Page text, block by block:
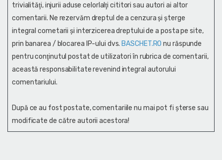
trivialităţi, injurii aduse celorlalţi cititori sau autori ai altor
comentarii. Ne rezervăm dreptul de a cenzura și şterge
integral cometarii și interzicerea dreptului de a posta pe site,
prin banarea / blocarea IP-ului dvs. BASCHET.RO nu răspunde
pentru conţinutul postat de utilizatori în rubrica de comentarii,
această responsabilitate revenind integral autorului
comentariului.
După ce au fost postate, comentariile nu mai pot fi șterse sau
modificate de către autorii acestora!